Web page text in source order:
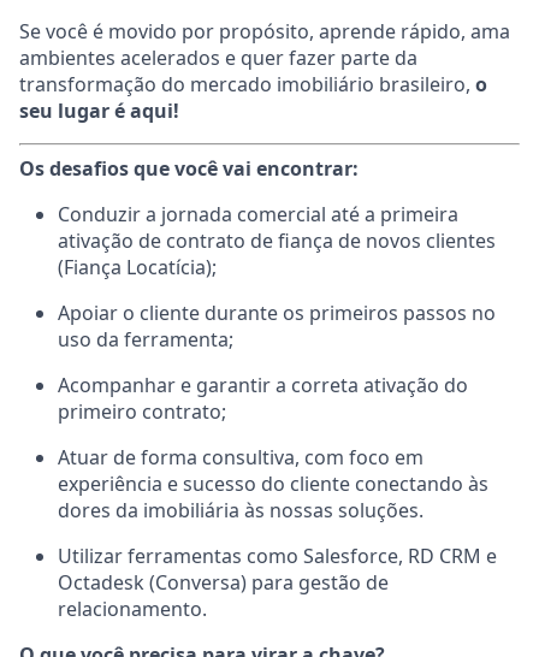
Se você é movido por propósito, aprende rápido, ama
ambientes acelerados e quer fazer parte da
transformação do mercado imobiliário brasileiro, o
seu lugar é aqui!
Os desafios que você vai encontrar:
Conduzir a jornada comercial até a primeira
ativação de contrato de fiança de novos clientes
(Fiança Locatícia);
Apoiar o cliente durante os primeiros passos no
uso da ferramenta;
Acompanhar e garantir a correta ativação do
primeiro contrato;
Atuar de forma consultiva, com foco em
experiência e sucesso do cliente conectando às
dores da imobiliária às nossas soluções.
Utilizar ferramentas como Salesforce, RD CRM e
Octadesk (Conversa) para gestão de
relacionamento.